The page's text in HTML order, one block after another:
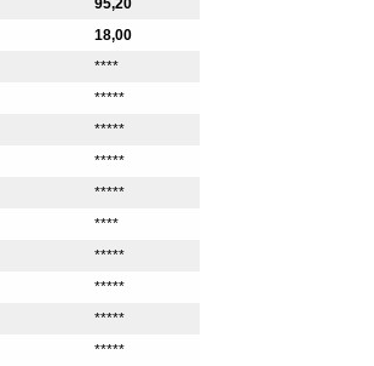
95,20
18,00
****
*****
*****
*****
*****
****
*****
*****
*****
*****